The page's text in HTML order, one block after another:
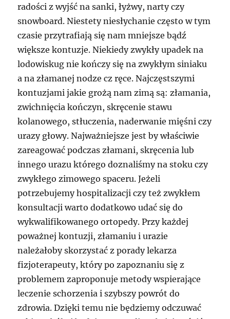
radości z wyjść na sanki, łyżwy, narty czy
snowboard. Niestety niesłychanie często w tym
czasie przytrafiają się nam mniejsze bądź
większe kontuzje. Niekiedy zwykły upadek na
lodowiskug nie kończy się na zwykłym siniaku
a na złamanej nodze cz ręce. Najczęstszymi
kontuzjami jakie grożą nam zimą są: złamania,
zwichnięcia kończyn, skręcenie stawu
kolanowego, stłuczenia, naderwanie mięśni czy
urazy głowy. Najważniejsze jest by właściwie
zareagować podczas złamani, skręcenia lub
innego urazu którego doznaliśmy na stoku czy
zwykłego zimowego spaceru. Jeżeli
potrzebujemy hospitalizacji czy też zwykłem
konsultacji warto dodatkowo udać się do
wykwalifikowanego ortopedy. Przy każdej
poważnej kontuzji, złamaniu i urazie
należałoby skorzystać z porady lekarza
fizjoterapeuty, który po zapoznaniu się z
problemem zaproponuje metody wspierające
leczenie schorzenia i szybszy powrót do
zdrowia. Dzięki temu nie będziemy odczuwać